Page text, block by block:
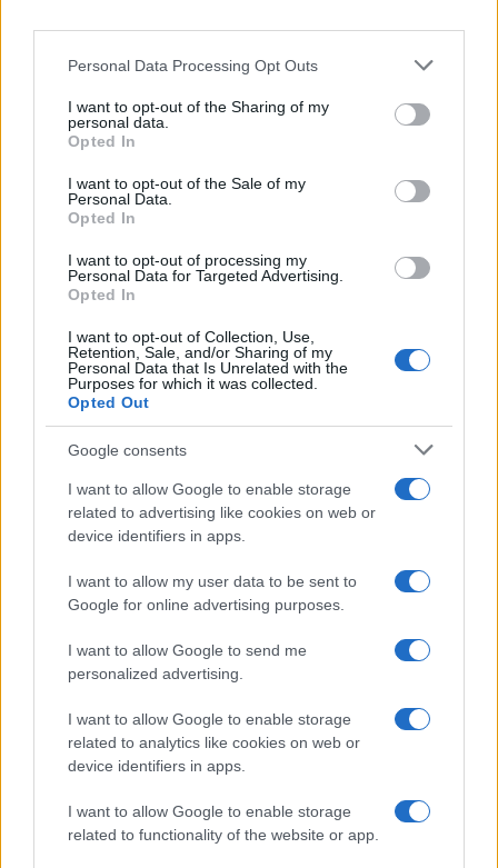
Personal Data Processing Opt Outs
I want to opt-out of the Sharing of my
personal data.
Opted In
I want to opt-out of the Sale of my
Personal Data.
Opted In
I want to opt-out of processing my
Personal Data for Targeted Advertising.
Opted In
I want to opt-out of Collection, Use,
Retention, Sale, and/or Sharing of my
Personal Data that Is Unrelated with the
Purposes for which it was collected.
Opted Out
Google consents
I want to allow Google to enable storage
related to advertising like cookies on web or
device identifiers in apps.
I want to allow my user data to be sent to
Google for online advertising purposes.
I want to allow Google to send me
personalized advertising.
I want to allow Google to enable storage
related to analytics like cookies on web or
device identifiers in apps.
I want to allow Google to enable storage
related to functionality of the website or app.